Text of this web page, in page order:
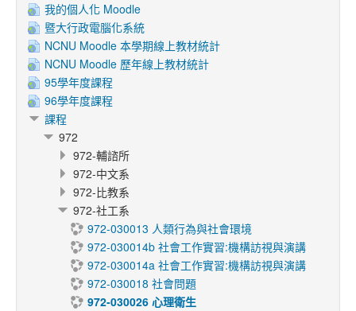
我的個人化 Moodle
暨大行政電腦化系統
NCNU Moodle 本學期線上教材統計
NCNU Moodle 歷年線上教材統計
95學年度課程
96學年度課程
課程
972
972-輔諮所
972-中文系
972-比教系
972-社工系
972-030013 人類行為與社會環境
972-030014b 社會工作實習:機構訪視與演講
972-030014a 社會工作實習:機構訪視與演講
972-030018 社會問題
972-030026 心理衛生